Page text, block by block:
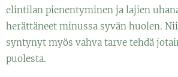
elintilan pienentyminen ja lajien
herättäneet minussa syvän huolen.
syntynyt myös vahva tarve tehdä
puolesta.